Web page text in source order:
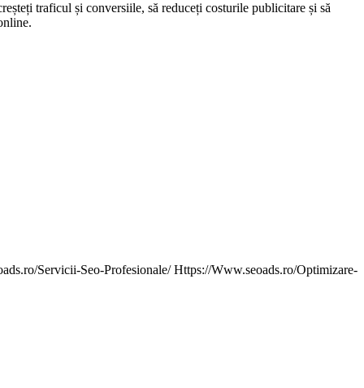
traficul și conversiile, să reduceți costurile publicitare și să